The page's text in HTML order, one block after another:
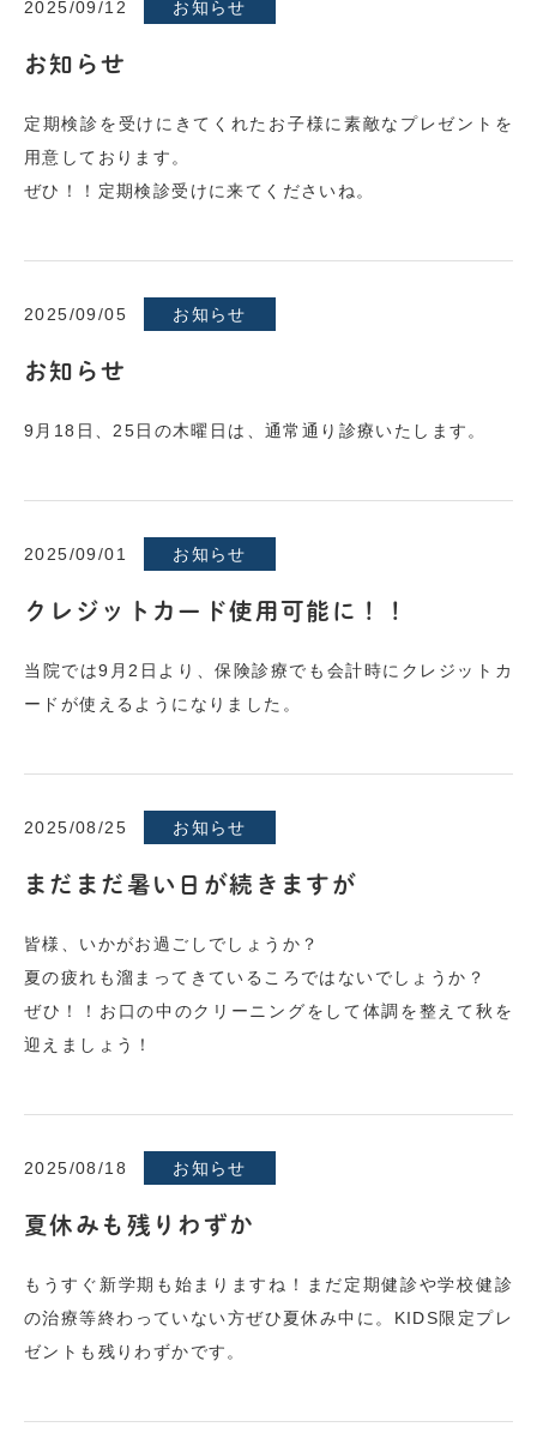
2025/09/12 お知らせ
お知らせ
定期検診を受けにきてくれたお子様に素敵なプレゼントを
用意しております。
ぜひ！！定期検診受けに来てくださいね。
2025/09/05 お知らせ
お知らせ
9月18日、25日の木曜日は、通常通り診療いたします。
2025/09/01 お知らせ
クレジットカード使用可能に！！
当院では9月2日より、保険診療でも会計時にクレジットカ
ードが使えるようになりました。
2025/08/25 お知らせ
まだまだ暑い日が続きますが
皆様、いかがお過ごしでしょうか？
夏の疲れも溜まってきているころではないでしょうか？
ぜひ！！お口の中のクリーニングをして体調を整えて秋を
迎えましょう！
2025/08/18 お知らせ
夏休みも残りわずか
もうすぐ新学期も始まりますね！まだ定期健診や学校健診
の治療等終わっていない方ぜひ夏休み中に。KIDS限定プレ
ゼントも残りわずかです。